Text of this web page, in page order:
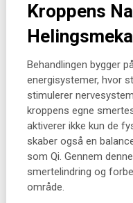
Kroppens
Behandlingen bygger
energisystemer, hvor
stimulerer
kroppens egne
aktiverer ikke kun de
skaber også en
som Qi. Gennem
smertelindring og
område.